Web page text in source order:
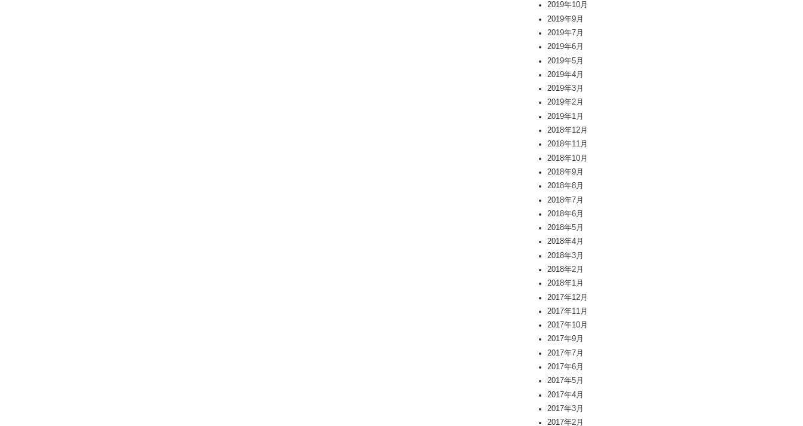
2019年10月
2019年9月
2019年7月
2019年6月
2019年5月
2019年4月
2019年3月
2019年2月
2019年1月
2018年12月
2018年11月
2018年10月
2018年9月
2018年8月
2018年7月
2018年6月
2018年5月
2018年4月
2018年3月
2018年2月
2018年1月
2017年12月
2017年11月
2017年10月
2017年9月
2017年7月
2017年6月
2017年5月
2017年4月
2017年3月
2017年2月